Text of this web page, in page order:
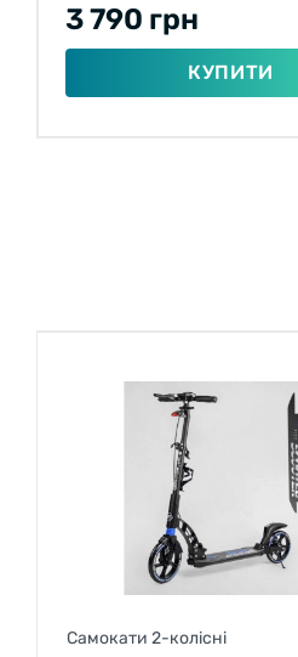
3 790 грн
КУПИТИ
Самокати 2-колісні